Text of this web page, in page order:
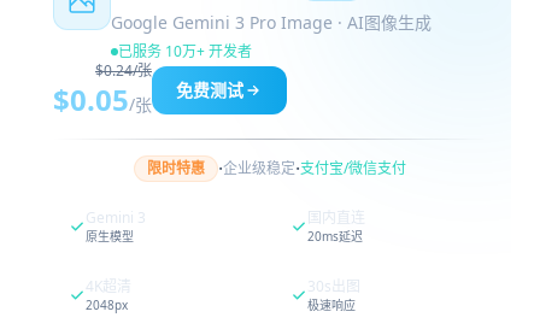
Google Gemini 3 Pro Image · AI图像生成
已服务 10万+ 开发者
$0.24/张
$0.05/张
免费测试
限时特惠 ·企业级稳定·支付宝/微信支付
Gemini 3
原生模型
国内直连
20ms延迟
4K超清
2048px
30s出图
极速响应